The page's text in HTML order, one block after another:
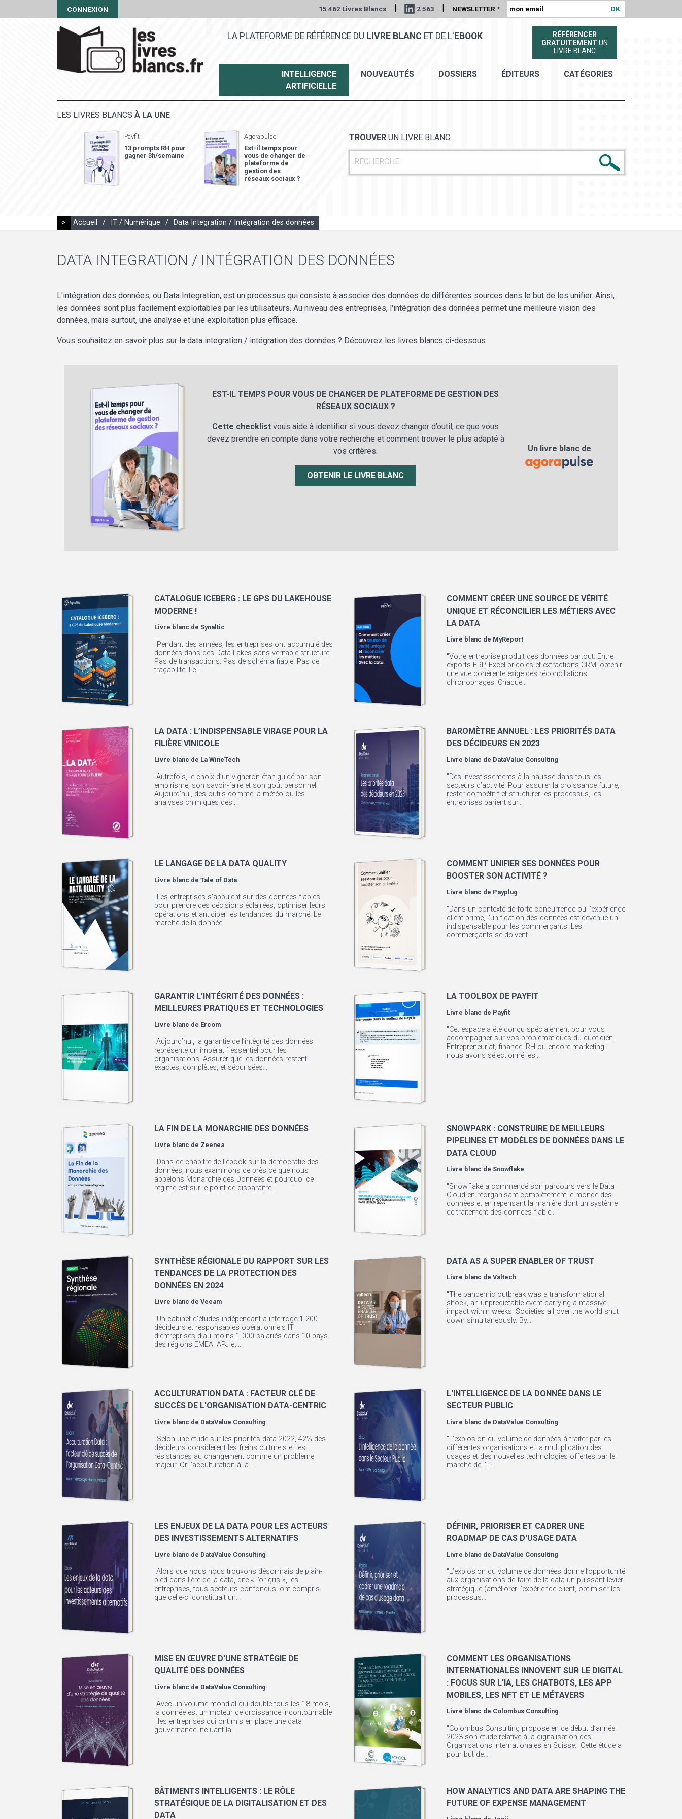
CONNEXION 15 462 Livres Blancs | 2 563 | NEWSLETTER *
LA PLATEFORME DE RÉFÉRENCE DU LIVRE BLANC ET DE L' EBOOK
RÉFÉRENCER
GRATUITEMENT UN
LIVRE BLANC
INTELLIGENCE
ARTIFICIELLE
NOUVEAUTÉS DOSSIERS ÉDITEURS CATÉGORIES
LES LIVRES BLANCS À LA UNE
Payfit
13 prompts RH pour
gagner 3h/semaine
Agorapulse
Est-il temps pour
vous de changer de
plateforme de
gestion des
réseaux sociaux ?
TROUVER UN LIVRE BLANC
> Accueil / IT / Numérique / Data Integration / Intégration des données
DATA INTEGRATION / INTÉGRATION DES DONNÉES
L'intégration des données, ou Data Integration, est un processus qui consiste à associer des données de différentes sources dans le but de les unifier. Ainsi,
les données sont plus facilement exploitables par les utilisateurs. Au niveau des entreprises, l'intégration des données permet une meilleure vision des
données, mais surtout, une analyse et une exploitation plus efficace.
Vous souhaitez en savoir plus sur la data integration / intégration des données ? Découvrez les livres blancs ci-dessous.
EST-IL TEMPS POUR VOUS DE CHANGER DE PLATEFORME DE GESTION DES
RÉSEAUX SOCIAUX ?
Cette checklist vous aide à identifier si vous devez changer d’outil, ce que vous
devez prendre en compte dans votre recherche et comment trouver le plus adapté à
vos critères.
OBTENIR LE LIVRE BLANC
Un livre blanc de
CATALOGUE ICEBERG : LE GPS DU LAKEHOUSE
MODERNE !
Livre blanc de Synaltic
"Pendant des années, les entreprises ont accumulé des
données dans des Data Lakes sans véritable structure.
Pas de transactions. Pas de schéma fiable. Pas de
traçabilité. Le...
COMMENT CRÉER UNE SOURCE DE VÉRITÉ
UNIQUE ET RÉCONCILIER LES MÉTIERS AVEC
LA DATA
Livre blanc de MyReport
"Votre entreprise produit des données partout. Entre
exports ERP, Excel bricolés et extractions CRM, obtenir
une vue cohérente exige des réconciliations
chronophages. Chaque...
LA DATA : L’INDISPENSABLE VIRAGE POUR LA
FILIÈRE VINICOLE
Livre blanc de La WineTech
"Autrefois, le choix d’un vigneron était guidé par son
empirisme, son savoir-faire et son goût personnel.
Aujourd’hui, des outils comme la météo ou les
analyses chimiques des...
BAROMÈTRE ANNUEL : LES PRIORITÉS DATA
DES DÉCIDEURS EN 2023
Livre blanc de DataValue Consulting
"Des investissements à la hausse dans tous les
secteurs d’activité. Pour assurer la croissance future,
rester compétitif et structurer les processus, les
entreprises parient sur...
LE LANGAGE DE LA DATA QUALITY
Livre blanc de Tale of Data
"Les entreprises s'appuient sur des données fiables
pour prendre des décisions éclairées, optimiser leurs
opérations et anticiper les tendances du marché. Le
marché de la donnée...
COMMENT UNIFIER SES DONNÉES POUR
BOOSTER SON ACTIVITÉ ?
Livre blanc de Payplug
"Dans un contexte de forte concurrence où l’expérience
client prime, l’unification des données est devenue un
indispensable pour les commerçants. Les
commerçants se doivent...
GARANTIR L’INTÉGRITÉ DES DONNÉES :
MEILLEURES PRATIQUES ET TECHNOLOGIES
Livre blanc de Ercom
"Aujourd’hui, la garantie de l’intégrité des données
représente un impératif essentiel pour les
organisations. Assurer que les données restent
exactes, complètes, et sécurisées...
LA TOOLBOX DE PAYFIT
Livre blanc de Payfit
"Cet espace a été conçu spécialement pour vous
accompagner sur vos problématiques du quotidien.
Entrepreneuriat, finance, RH ou encore marketing :
nous avons sélectionné les...
LA FIN DE LA MONARCHIE DES DONNÉES
Livre blanc de Zeenea
"Dans ce chapitre de l’ebook sur la démocratie des
données, nous examinons de près ce que nous
appelons Monarchie des Données et pourquoi ce
régime est sur le point de disparaître...
SNOWPARK : CONSTRUIRE DE MEILLEURS
PIPELINES ET MODÈLES DE DONNÉES DANS LE
DATA CLOUD
Livre blanc de Snowflake
"Snowflake a commencé son parcours vers le Data
Cloud en réorganisant complètement le monde des
données et en repensant la manière dont un système
de traitement des données fiable...
SYNTHÈSE RÉGIONALE DU RAPPORT SUR LES
TENDANCES DE LA PROTECTION DES
DONNÉES EN 2024
Livre blanc de Veeam
"Un cabinet d’études indépendant a interrogé 1 200
décideurs et responsables opérationnels IT
d’entreprises d’au moins 1 000 salariés dans 10 pays
des régions EMEA, APJ et...
DATA AS A SUPER ENABLER OF TRUST
Livre blanc de Valtech
"The pandemic outbreak was a transformational
shock, an unpredictable event carrying a massive
impact within weeks. Societies all over the world shut
down simultaneously. By...
ACCULTURATION DATA : FACTEUR CLÉ DE
SUCCÈS DE L'ORGANISATION DATA-CENTRIC
Livre blanc de DataValue Consulting
"Selon une étude sur les priorités data 2022, 42% des
décideurs considèrent les freins culturels et les
résistances au changement comme un problème
majeur. Or l’acculturation à la...
L'INTELLIGENCE DE LA DONNÉE DANS LE
SECTEUR PUBLIC
Livre blanc de DataValue Consulting
"L’explosion du volume de données à traiter par les
différentes organisations et la multiplication des
usages et des nouvelles technologies offertes par le
marché de l’IT...
LES ENJEUX DE LA DATA POUR LES ACTEURS
DES INVESTISSEMENTS ALTERNATIFS
Livre blanc de DataValue Consulting
"Alors que nous nous trouvons désormais de plain-
pied dans l’ère de la data, dite « l’or gris », les
entreprises, tous secteurs confondus, ont compris
que celle-ci constituait un...
DÉFINIR, PRIORISER ET CADRER UNE
ROADMAP DE CAS D'USAGE DATA
Livre blanc de DataValue Consulting
"L’explosion du volume de données donne l’opportunité
aux organisations de faire de la data un puissant levier
stratégique (améliorer l’expérience client, optimiser les
processus...
MISE EN ŒUVRE D'UNE STRATÉGIE DE
QUALITÉ DES DONNÉES
Livre blanc de DataValue Consulting
"Avec un volume mondial qui double tous les 18 mois,
la donnée est un moteur de croissance incontournable
: les entreprises qui ont mis en place une data
gouvernance incluant la...
COMMENT LES ORGANISATIONS
INTERNATIONALES INNOVENT SUR LE DIGITAL
: FOCUS SUR L'IA, LES CHATBOTS, LES APP
MOBILES, LES NFT ET LE MÉTAVERS
Livre blanc de Colombus Consulting
"Colombus Consulting propose en ce début d’année
2023 son étude relative à la digitalisation des
Organisations Internationales en Suisse. Cette étude a
pour but de...
BÂTIMENTS INTELLIGENTS : LE RÔLE
STRATÉGIQUE DE LA DIGITALISATION ET DES
DATA
HOW ANALYTICS AND DATA ARE SHAPING THE
FUTURE OF EXPENSE MANAGEMENT